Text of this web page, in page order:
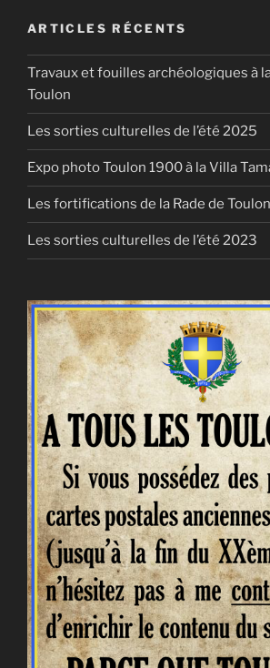
ARTICLES RÉCENTS
Travaux et fouilles archéologiques à
Toulon
Les sorties culturelles de l’été 2025
Expo photo Toulon 1900 à la Villa
Les fortifications de la Rade de
Les sorties culturelles de l’été 2023